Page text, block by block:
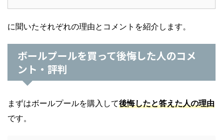
に聞いたそれぞれの理由とコメントを紹介します。
ボールプールを買って後悔した人のコメ
ント・評判
まずはボールプールを購入して後悔したと答えた人の理由
です。